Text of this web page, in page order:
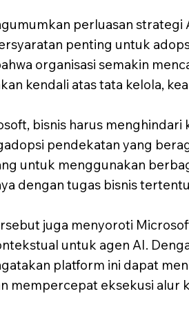
perluasan strategi
penting untuk
organisasi semakin
kendali atas tata kelola,
bisnis harus
pendekatan yang
untuk menggunakan
dengan tugas bisnis
juga menyoroti
untuk agen AI.
platform ini dapat
mempercepat eksekusi alur